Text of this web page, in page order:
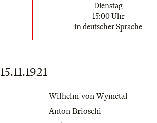
Dienstag
15:00 Uhr
in deutscher Sprache
Wilhelm von Wymétal
Anton Brioschi